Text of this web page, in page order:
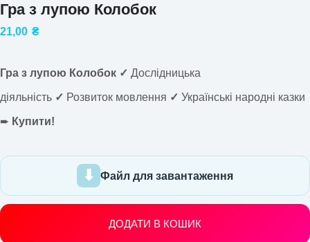
Гра з лупою Колобок
21,00 ₴
Гра з лупою Колобок ✓ Дослідницька
діяльність ✓ Розвиток мовлення ✓ Українські народні казки
➨ Купити!
Файл для завантаження
ДОДАТИ В КОШИК